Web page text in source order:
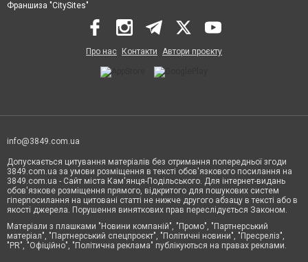
Франшиза "CitySites"
Про нас Контакти Автори проєкту
info@3849.com.ua
Допускається цитування матеріалів без отримання попередньої згоди
3849.com.ua за умови розміщення в тексті обов'язкового посилання на
3849.com.ua - Сайт міста Кам'янця-Подільського. Для інтернет-видань
обов'язкове розміщення прямого, відкритого для пошукових систем
гіперпосилання на цитовані статті не нижче другого абзацу в тексті або в
якості джерела. Порушення виняткових прав переслідується Законом.
Матеріали з плашками "Новини компаній", "Промо", "Партнерський
матеріал", "Партнерський спецпроєкт", "Політичні новини", "Пресреліз",
"PR", "Офіційно", "Політична реклама" публікуються на правах реклами.